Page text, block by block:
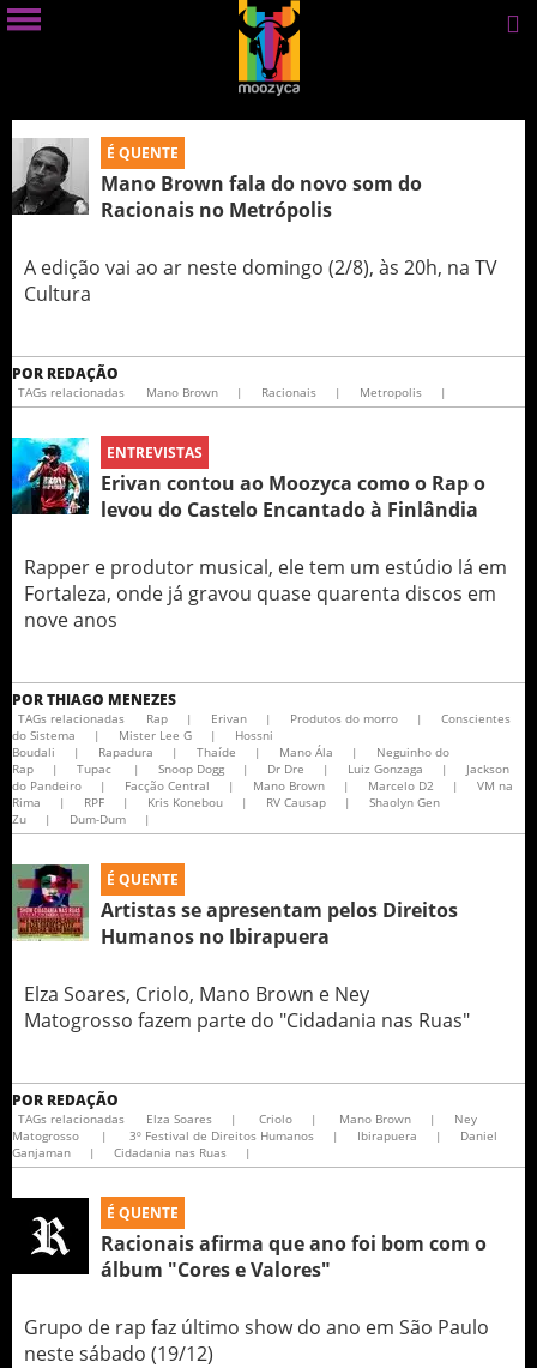
É QUENTE
Mano Brown fala do novo som do
Racionais no Metrópolis
A edição vai ao ar neste domingo (2/8), às 20h, na TV
Cultura
POR REDAÇÃO
TAGs relacionadas Mano Brown | Racionais | Metropolis |
ENTREVISTAS
Erivan contou ao Moozyca como o Rap o
levou do Castelo Encantado à Finlândia
Rapper e produtor musical, ele tem um estúdio lá em
Fortaleza, onde já gravou quase quarenta discos em
nove anos
PORTHIAGO MENEZES
TAGs relacionadas Rap | Erivan | Produtos do morro |
Conscientes
do Sistema
| Mister Lee G |
Hossni
Boudali
| Rapadura | Thaíde | Mano Ála |
Neguinho do
Rap
| Tupac | Snoop Dogg | Dr Dre | Luiz Gonzaga |
Jackson
do Pandeiro
| Facção Central | Mano Brown | Marcelo D2 |
VM na
Rima
| RPF | Kris Konebou | RV Causap |
Shaolyn Gen
Zu
| Dum-Dum |
É QUENTE
Artistas se apresentam pelos Direitos
Humanos no Ibirapuera
Elza Soares, Criolo, Mano Brown e Ney
Matogrosso fazem parte do "Cidadania nas Ruas"
POR REDAÇÃO
TAGs relacionadas Elza Soares | Criolo | Mano Brown |
Ney
Matogrosso
| 3º Festival de Direitos Humanos | Ibirapuera |
Daniel
Ganjaman
| Cidadania nas Ruas |
É QUENTE
Racionais afirma que ano foi bom com o
álbum "Cores e Valores"
Grupo de rap faz último show do ano em São Paulo
neste sábado (19/12)